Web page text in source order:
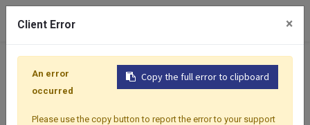
控制器 Select 系列 Select 系列 |
Client Error ×
Copy the full error to clipboard
An error
occurred
Please use the copy button to report the error to your support